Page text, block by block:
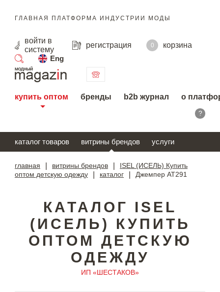
ГЛАВНАЯ ПЛАТФОРМА ИНДУСТРИИ МОДЫ
войти в
систему
регистрация 0
корзина
Eng
поиск
купить оптом бренды b2b журнал о
?
каталог товаров витрины брендов услуги
главная витрины брендов
ISEL (ИСЕЛЬ) Купить
оптом детскую одежду
каталог Джемпер AT291
КАТАЛОГ ISEL
(ИСЕЛЬ) КУПИТЬ
ОПТОМ ДЕТСКУЮ
ОДЕЖДУ
ИП «ШЕСТАКОВ»